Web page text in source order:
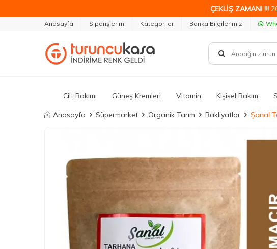
ÇEKLİŞ ZAMANI !!!
Anasayfa Siparişlerim Kategoriler Banka Bilgilerimiz
Cilt Bakımı Güneş Kremleri Vitamin Kişisel Bakım
Anasayfa Süpermarket Organik Tarım Bakliyatlar Şanal